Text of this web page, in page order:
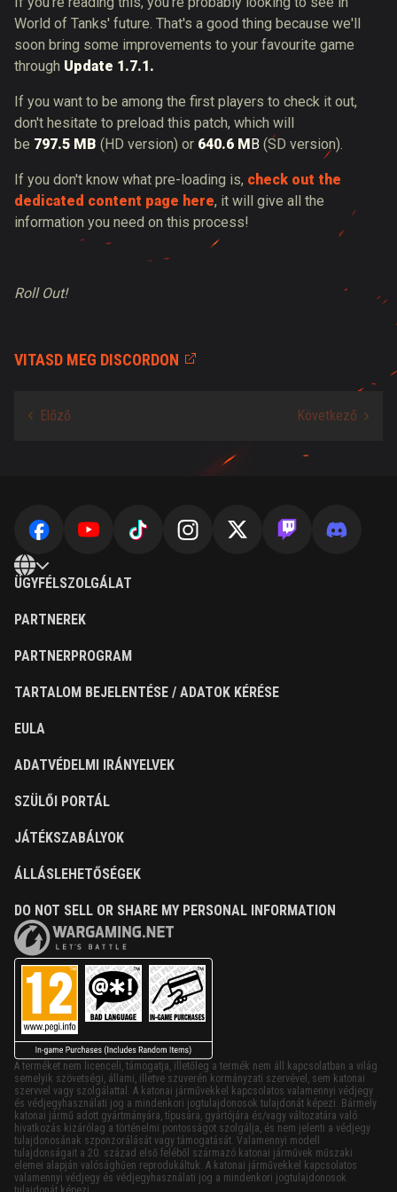
World of Tanks' future. That's a good thing because we'll
soon bring some improvements to your favourite game
through Update 1.7.1.
If you want to be among the first players to check it out,
don't hesitate to preload this patch, which will
be 797.5 MB (HD version) or 640.6 MB (SD version).
If you don't know what pre-loading is, check out the
dedicated content page here, it will give all the
information you need on this process!
Roll Out!
VITASD MEG DISCORDON
ÜGYFÉLSZOLGÁLAT
PARTNEREK
PARTNERPROGRAM
TARTALOM BEJELENTÉSE / ADATOK KÉRÉSE
EULA
ADATVÉDELMI IRÁNYELVEK
SZÜLŐI PORTÁL
JÁTÉKSZABÁLYOK
ÁLLÁSLEHETŐSÉGEK
DO NOT SELL OR SHARE MY PERSONAL INFORMATION
A terméket nem licenceli, támogatja, illetőleg a termék nem áll kapcsolatban a világ
semelyik szövetségi, állami, illetve szuverén kormányzati szervével, sem katonai
szervvel vagy szolgálattal. A katonai járművekkel kapcsolatos valamennyi védjegy
és védjegyhasználati jog a mindenkori jogtulajdonosok tulajdonát képezi. Bármely
katonai jármű adott gyártmányára, típusára, gyártójára és/vagy változatára való
hivatkozás kizárólag a történelmi pontosságot szolgálja, és nem jelenti a védjegy
tulajdonosának szponzorálását vagy támogatását. Valamennyi modell
tulajdonságait a 20. század első feléből származó katonai járművek műszaki
elemei alapján valósághűen reprodukáltuk. A katonai járművekkel kapcsolatos
valamennyi védjegy és védjegyhasználati jog a mindenkori jogtulajdonosok